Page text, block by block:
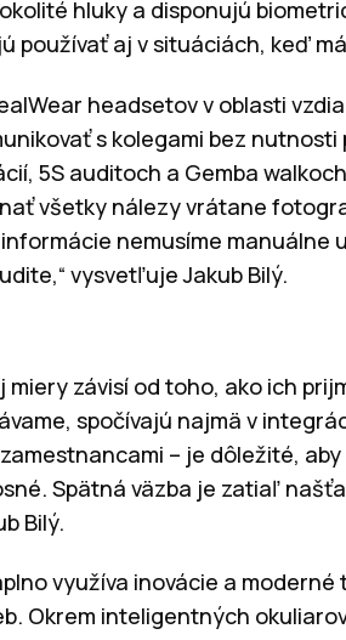
hluky a disponujú
používať aj v situáciách, keď
headsetov v oblasti
s kolegami bez
5S auditoch a Gemba
všetky nálezy vrátane
nemusíme manuálne
vysvetľuje Jakub Bilý.
závisí od toho, ako ich
spočívajú najmä v
– je dôležité,
Spätná väzba je zatiaľ
Bilý.
využíva inovácie a
Okrem inteligentných